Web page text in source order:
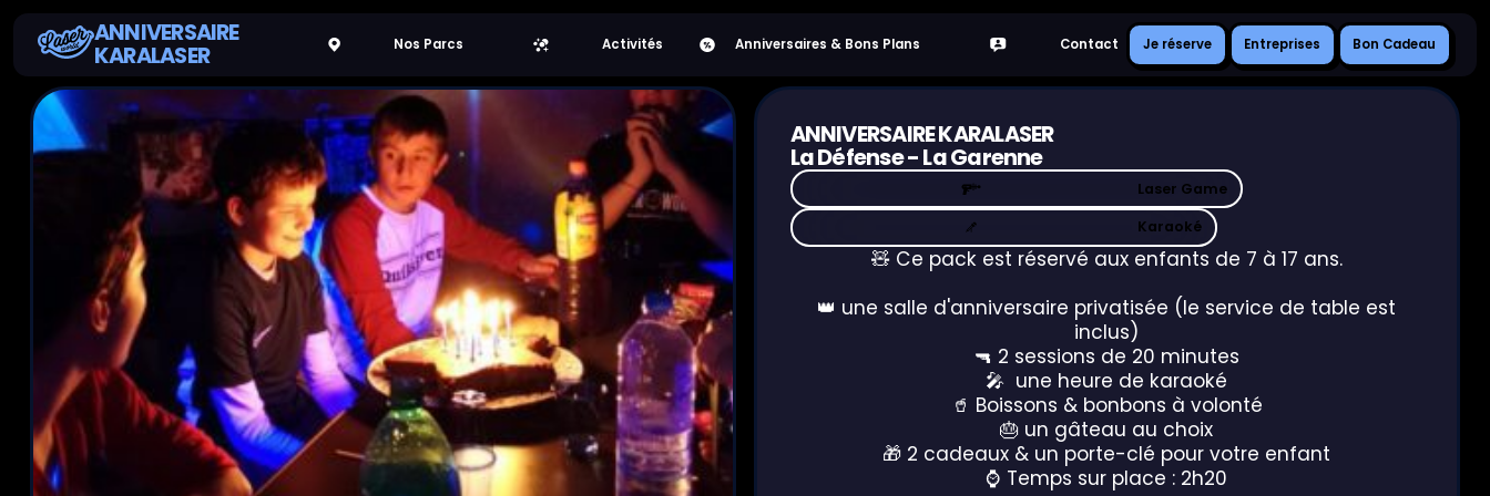
ANNIVERSAIRE
KARALASER Nos Parcs Activités Anniversaires & Bons Plans Contact
Je
réserve
Je réserve
Entreprises
Entreprises
Bon
Cadeau
Bon Cadeau
ANNIVERSAIRE KARALASER
La Défense - La Garenne
Laser Game
Laser Game
Karaoké
Karaoké
🧸 Ce pack est réservé aux enfants de 7 à 17 ans.
👑 une salle d'anniversaire privatisée (le service de table est
inclus)
🔫 2 sessions de 20 minutes
🎤 une heure de karaoké
🥤 Boissons & bonbons à volonté
🎂 un gâteau au choix
🎁 2 cadeaux & un porte-clé pour votre enfant
⌚️ Temps sur place : 2h20